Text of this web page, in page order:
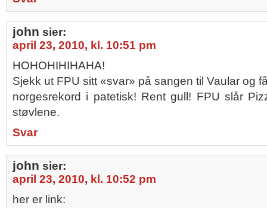
john sier:
april 23, 2010, kl. 10:51 pm
HOHOHIHIHAHA!
Sjekk ut FPU sitt «svar» på sangen til Vaular og
norgesrekord i patetisk! Rent gull! FPU slår
støvlene.
Svar
john sier:
april 23, 2010, kl. 10:52 pm
her er link: